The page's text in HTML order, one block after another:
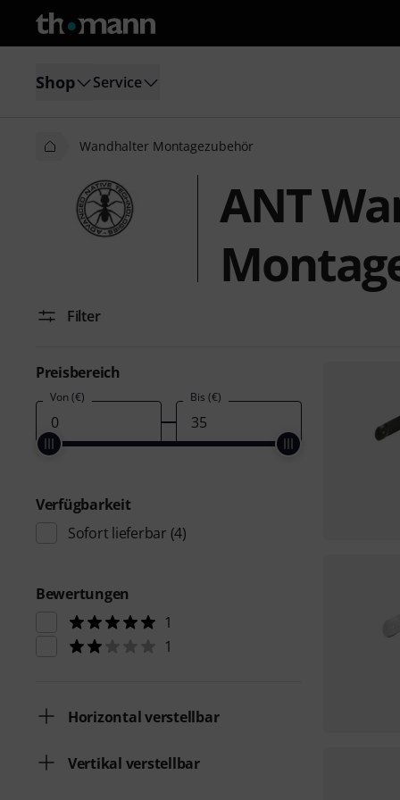
Shop Service
Wandhalter Montagezubehör
ANT
Filter
Preisbereich
Von (€) Bis (€)
Verfügbarkeit
Sofort lieferbar (4)
Bewertungen
1
1
Horizontal verstellbar
Vertikal verstellbar